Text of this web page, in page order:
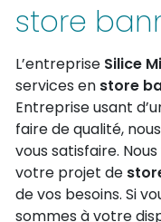
store
L’entreprise Silice
services en store
Entreprise usant
faire de qualité,
vous satisfaire.
votre projet de
de vos besoins. Si
sommes à votre